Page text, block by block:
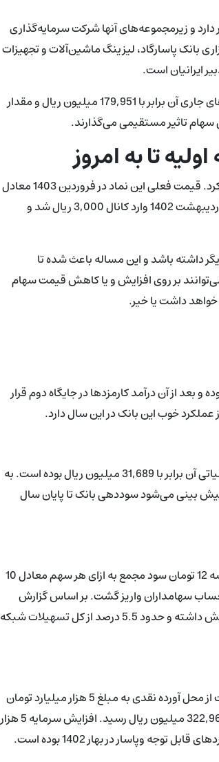
و زیرمجموعه‌های آنها شرکت سرمایه‌گذاری
بانک پاسارگاد، لیزینگ ماشین‌آلات و تجهیزات
ایرانیان است.
مجموع دارایی‌های این بانک در سال 1402 معادل با 1,058,946 میلیون ریال، دارایی‌های جاری آن برابر با 179,951 میلیون ریال و مقدار
تا به امروز
بانک پاسارگاد نماد خود را با نام وپاسار در سال 1390 با قیمت اولیه 2,150 ریال عرضه کرد. قیمت فعلی این نماد در فروردین 1403 معادل
با 2,870 ریال با بازدهی 12 درصد یک ماهه و 10 درصد یک ساله می‌باشد. این نماد در اردیبهشت 1402 وارد کانال 3,000 ریال شد و
داشته باشد و این مساله باعث شده تا
بر روی افزایش و یا کاهش قیمت سهام
داشت یا خیر.
بعد از آن درآمد کارمزدها در جایگاه دوم قرار
سود خالص بانک پاسارگاد در سال مالی 1401 برابر با 389,828 میلیون ریال و سود عملیاتی آن برابر با 31,689 میلیون ریال بوده است. به
1402 با کاهش همراه بوده، اما پیش بینی می‌شود سوددهی بانک تا پایان سال
مجمع عمومی عادی سالیانه بانک پاسارگاد در تاریخ 28 تیر 1401 برگزار شد. در این جلسه 12 تومان سود مجمع به ازای هر سهم معادل 10
سهامداران واریز گشت. بر اساس گزارش
عملکرد این بانک، تسهیلات پرداختی بانک پاسارگاد نسبت به سال قبل 39 درصد افزایش داشته و حدود 5.5 درصد از کل تسهیلات شبکه
به استناد صورتجلسه مجمع عمومی فوق‌العاده در تاریخ 17 خرداد 1402، سرمایه شرکت از محل آورده نقدی به مبلغ 5 هزار میلیارد تومان
افزایش یافت. بر این اساس، سرمایه شرکت از 272,969,000 میلیون ریال به 322,969,000 میلیون ریال رسید. افزایش سرمایه 5 هزار
وپاسار در بهار 1402 بوده است.